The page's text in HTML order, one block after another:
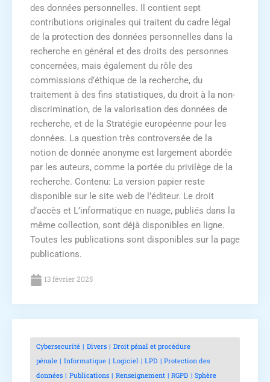
des données personnelles. Il contient sept
contributions originales qui traitent du cadre légal
de la protection des données personnelles dans la
recherche en général et des droits des personnes
concernées, mais également du rôle des
commissions d’éthique de la recherche, du
traitement à des fins statistiques, du droit à la non-
discrimination, de la valorisation des données de
recherche, et de la Stratégie européenne pour les
données. La question très controversée de la
notion de donnée anonyme est largement abordée
par les auteurs, comme la portée du privilège de la
recherche. Contenu: La version papier reste
disponible sur le site web de l’éditeur. Le droit
d’accès et L’informatique en nuage, publiés dans la
même collection, sont déjà disponibles en ligne.
Toutes les publications sont disponibles sur la page
publications.
13 février 2025
Cybersecurité Divers
Droit pénal et procédure
pénale
Informatique Logiciel LPD
Protection des
données
Publications Renseignement RGPD
Sphère